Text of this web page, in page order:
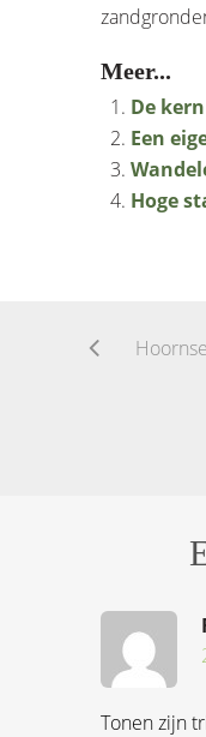
Meer...
De
Een
Hoge
Tonen zijn